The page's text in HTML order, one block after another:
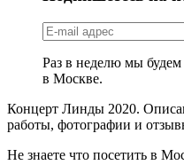
Раз в неделю мы
в Москве.
Концерт Линды 2020.
работы, фотографии и
Не знаете что посетить в